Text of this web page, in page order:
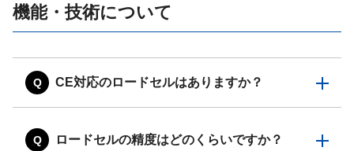
機能・技術について
CE対応のロードセルはありますか？
ロードセルの精度はどのくらいですか？